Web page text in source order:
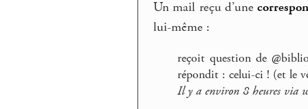
Un mail reçu d’une
lui-même :
reçoit question de
répondit : celui-ci ! (et le
Il y a environ 8 heures via